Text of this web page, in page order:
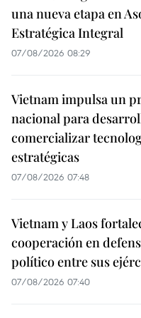
una nueva etapa en
Estratégica Integral
07/08/2026 08:29
Vietnam impulsa un
nacional para
comercializar
estratégicas
07/08/2026 07:48
Vietnam y Laos
cooperación en
político entre sus
07/08/2026 07:40